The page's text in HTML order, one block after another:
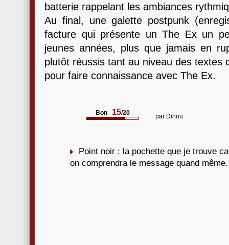
batterie rappelant les ambiances
Au final, une galette postpunk
facture qui présente un The Ex un
jeunes années, plus que jamais en
plutôt réussis tant au niveau des textes
pour faire connaissance avec The Ex.
Bon 15/20 par Dinou
Point noir : la pochette que je trouve
on comprendra le message quand même.